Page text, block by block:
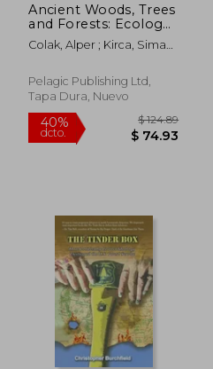
45%
dcto. $ 56.63
Ancient Woods, Trees
and Forests: Ecology,
History and
Management (en
Colak, Alper ; Kirca, Simay ;
Pelagic Publishing Ltd,
Tapa Dura, Nuevo